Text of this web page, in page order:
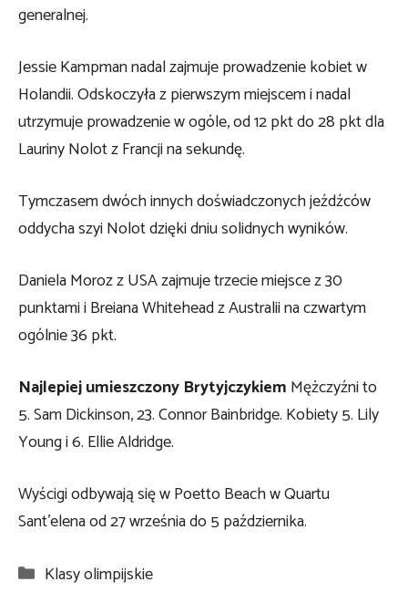
generalnej.
Jessie Kampman nadal zajmuje prowadzenie kobiet w
Holandii. Odskoczyła z pierwszym miejscem i nadal
utrzymuje prowadzenie w ogóle, od 12 pkt do 28 pkt dla
Lauriny Nolot z Francji na sekundę.
Tymczasem dwóch innych doświadczonych jeźdźców
oddycha szyi Nolot dzięki dniu solidnych wyników.
Daniela Moroz z USA zajmuje trzecie miejsce z 30
punktami i Breiana Whitehead z Australii na czwartym
ogólnie 36 pkt.
Najlepiej umieszczony Brytyjczykiem Mężczyźni to
5. Sam Dickinson, 23. Connor Bainbridge. Kobiety 5. Lily
Young i 6. Ellie Aldridge.
Wyścigi odbywają się w Poetto Beach w Quartu
Sant’elena od 27 września do 5 października.
Kategorie
Klasy olimpijskie